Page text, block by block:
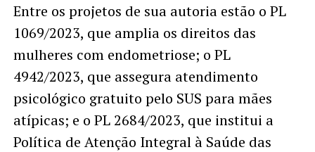
Entre os projetos de sua autoria estão o PL
1069/2023, que amplia os direitos das
mulheres com endometriose; o PL
4942/2023, que assegura atendimento
psicológico gratuito pelo SUS para mães
atípicas; e o PL 2684/2023, que institui a
Política de Atenção Integral à Saúde das